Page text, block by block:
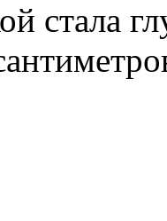
стала